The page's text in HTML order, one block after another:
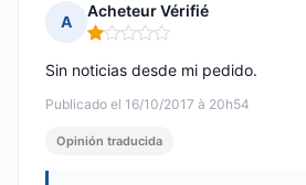
A
Acheteur Vérifié
Nota: 1 de 5
Publicado el 16/10/2017 à 20h54
Sin noticias desde mi pedido.
Opinión traducida